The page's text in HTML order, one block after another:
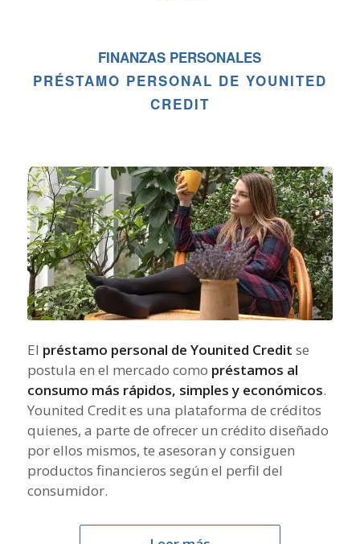
FINANZAS PERSONALES
PRÉSTAMO PERSONAL DE YOUNITED
CREDIT
El préstamo personal de Younited Credit se
postula en el mercado como préstamos al
consumo más rápidos, simples y económicos.
Younited Credit es una plataforma de créditos
quienes, a parte de ofrecer un crédito diseñado
por ellos mismos, te asesoran y consiguen
productos financieros según el perfil del
consumidor.